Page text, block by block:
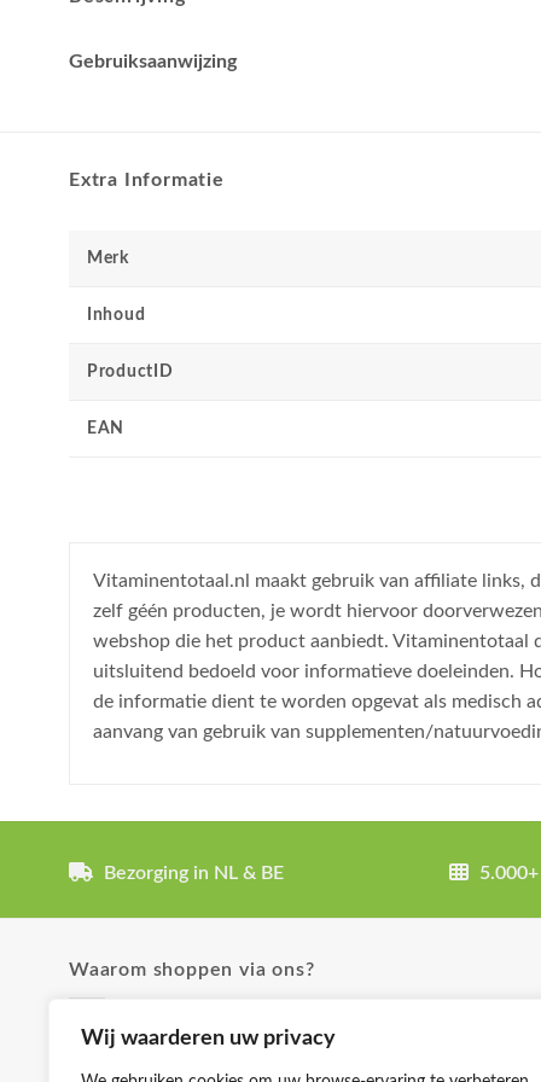
Wij waarderen uw privacy
Gebruiksaanwijzing
Extra Informatie
Merk
Inhoud
ProductID
EAN
Vitaminentotaal.nl maakt gebruik van affiliate links,
zelf géén producten, je wordt hiervoor
webshop die het product aanbiedt. Vitaminentotaal
uitsluitend bedoeld voor informatieve doeleinden.
de informatie dient te worden opgevat als medisch
aanvang van gebruik van supplementen/
Bezorging in NL & BE
Waarom shoppen via ons?
✓ Uitgebreide product omschrijvingen